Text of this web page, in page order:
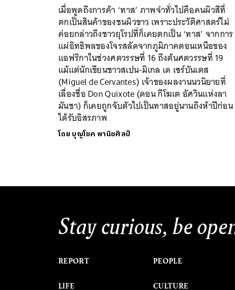
เมื่อพูดถึงการค้า ‘ทาส’ ภาพจำทั่วไปคือคนผิวสีที่
ตกเป็นสินค้าของชนผิวขาว เพราะประวัติศาสตร์ไม่
ค่อยกล่าวถึงชาวยุโรปที่ก็เคยตกเป็น ‘ทาส’ จากการ
แผ่อิทธิพลของโจรสลัดจากภูมิภาคตอนเหนือของ
แอฟริกาในช่วงศตวรรษที่ 16 ถึงต้นศตวรรษที่ 19
แม้แต่นักเขียนชาวสเปน-มิเกล เด เซร์บันเตส
(Miguel de Cervantes) เจ้าของผลงานนวนิยายที่
เลื่องชื่อ Don Quixote (ดอน กีโฆเต อัศวินแห่งลา
มันชา) ก็เคยถูกจับตัวไปเป็นทาสอยู่นานถึงห้าปีก่อน
ได้รับอิสรภาพ
โดย บุญโชค พานิชศิลป์
Stay curious, be
REPORT
LIFE
PEOPLE
CULTURE
ค้นหา